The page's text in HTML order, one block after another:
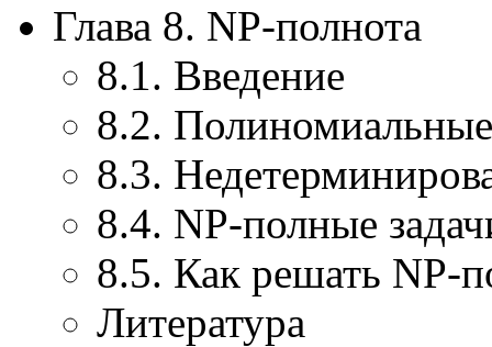
Глава 8. NP-полнота
8.1. Введение
8.2.
8.3.
8.4. NP-полные
8.5. Как решать NP-
Литература